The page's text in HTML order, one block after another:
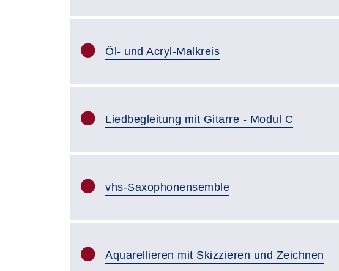
Öl- und Acryl-Malkreis
Liedbegleitung mit Gitarre - Modul C
vhs-Saxophonensemble
Aquarellieren mit Skizzieren und Zeichnen